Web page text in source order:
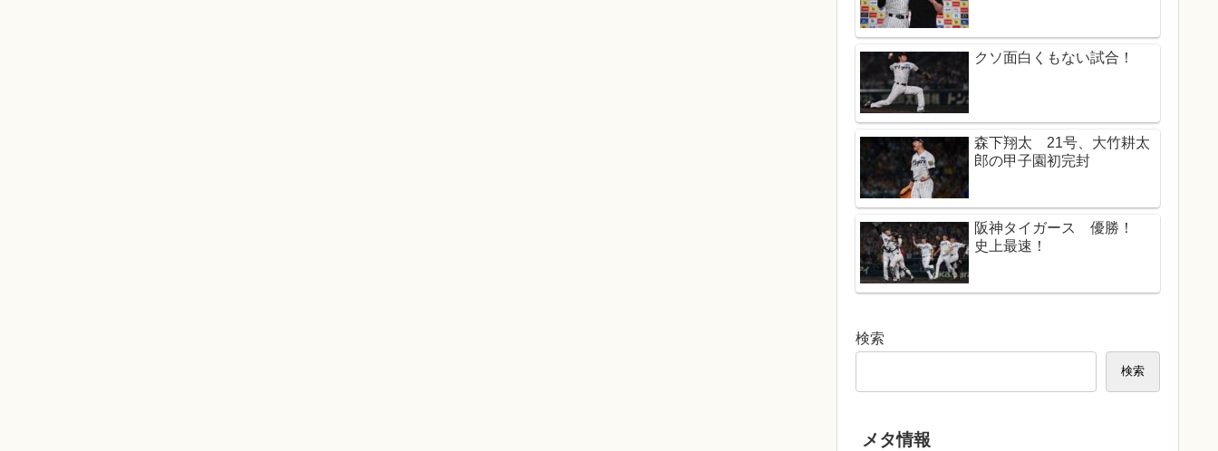
クソ面白くもない試合！
森下翔太 21号、大竹耕太
郎の甲子園初完封
阪神タイガース 優勝！
史上最速！
検索
検索
メタ情報